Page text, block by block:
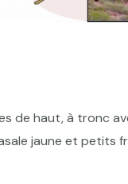
de haut, à tronc
jaune et petits